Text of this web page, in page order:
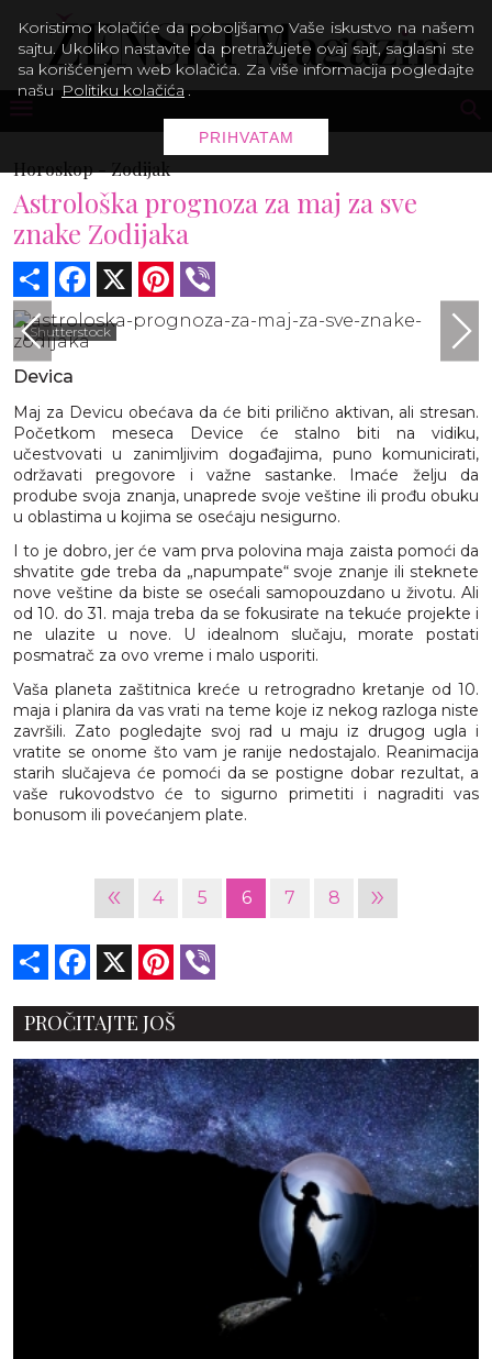
Horoskop -Zodijak
Astrološka prognoza za maj za sve
znake Zodijaka
Share Facebook Pinterest
Shutterstock
Devica
Maj za Devicu obećava da će biti prilično aktivan, ali stresan.
Početkom meseca Device će stalno biti na vidiku,
učestvovati u zanimljivim događajima, puno komunicirati,
održavati pregovore i važne sastanke. Imaće želju da
prodube svoja znanja, unaprede svoje veštine ili prođu obuku
u oblastima u kojima se osećaju nesigurno.
I to je dobro, jer će vam prva polovina maja zaista pomoći da
shvatite gde treba da „napumpate“ svoje znanje ili steknete
nove veštine da biste se osećali samopouzdano u životu. Ali
od 10. do 31. maja treba da se fokusirate na tekuće projekte i
ne ulazite u nove. U idealnom slučaju, morate postati
posmatrač za ovo vreme i malo usporiti.
Vaša planeta zaštitnica kreće u retrogradno kretanje od 10.
maja i planira da vas vrati na teme koje iz nekog razloga niste
završili. Zato pogledajte svoj rad u maju iz drugog ugla i
vratite se onome što vam je ranije nedostajalo. Reanimacija
starih slučajeva će pomoći da se postigne dobar rezultat, a
vaše rukovodstvo će to sigurno primetiti i nagraditi vas
bonusom ili povećanjem plate.
« 4 5 6 7 8 »
Share Facebook Pinterest
PROČITAJTE JOŠ
Koristimo kolačiće da poboljšamo Vaše iskustvo na našem
sajtu. Ukoliko nastavite da pretražujete ovaj sajt, saglasni ste
sa korišćenjem web kolačića. Za više informacija pogledajte
našu Politiku kolačića .
PRIHVATAM